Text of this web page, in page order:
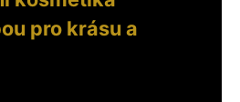
pro krásu a